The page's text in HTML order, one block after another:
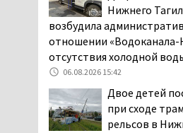
Нижнего
возбудила
отношении «Водоканала-
отсутствия холодной
06.08.2026 15:42
Двое детей
при сходе
рельсов в